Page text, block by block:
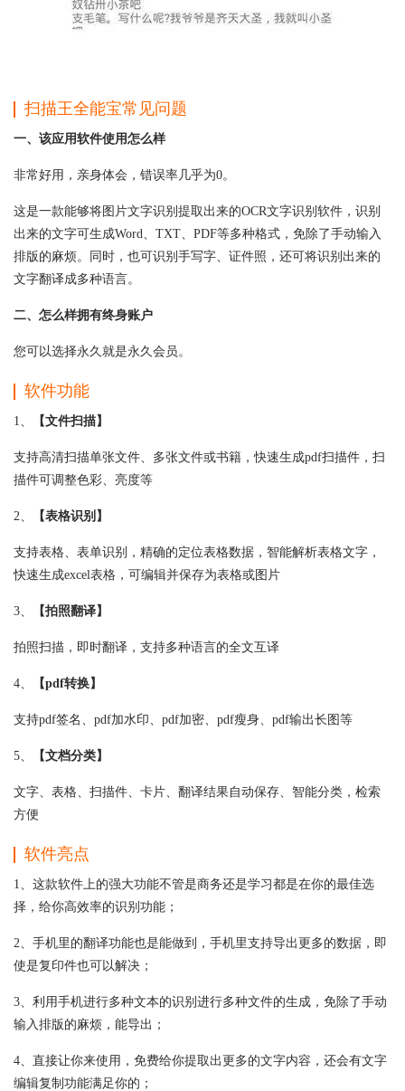
扫描王全能宝常见问题
一、该应用软件使用怎么样
非常好用，亲身体会，错误率几乎为0。
这是一款能够将图片文字识别提取出来的OCR文字识别软件，识别
出来的文字可生成Word、TXT、PDF等多种格式，免除了手动输入
排版的麻烦。同时，也可识别手写字、证件照，还可将识别出来的
文字翻译成多种语言。
二、怎么样拥有终身账户
您可以选择永久就是永久会员。
软件功能
1、 【文件扫描】
支持高清扫描单张文件、多张文件或书籍，快速生成pdf扫描件，扫
描件可调整色彩、亮度等
2、 【表格识别】
支持表格、表单识别，精确的定位表格数据，智能解析表格文字，
快速生成excel表格，可编辑并保存为表格或图片
3、 【拍照翻译】
拍照扫描，即时翻译，支持多种语言的全文互译
4、 【pdf转换】
支持pdf签名、pdf加水印、pdf加密、pdf瘦身、pdf输出长图等
5、 【文档分类】
文字、表格、扫描件、卡片、翻译结果自动保存、智能分类，检索
方便
软件亮点
1、这款软件上的强大功能不管是商务还是学习都是在你的最佳选
择，给你高效率的识别功能；
2、手机里的翻译功能也是能做到，手机里支持导出更多的数据，即
使是复印件也可以解决；
3、利用手机进行多种文本的识别进行多种文件的生成，免除了手动
输入排版的麻烦，能导出；
4、直接让你来使用，免费给你提取出更多的文字内容，还会有文字
编辑复制功能满足你的；